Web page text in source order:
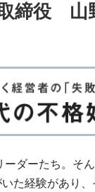
締役 山
ダーたち。そ
た経験があり